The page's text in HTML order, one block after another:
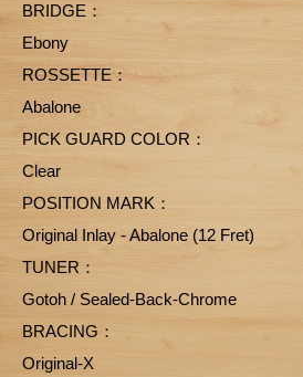
BRIDGE：
Ebony
ROSSETTE：
Abalone
PICK GUARD COLOR：
Clear
POSITION MARK：
Original Inlay - Abalone (12 Fret)
TUNER：
Gotoh / Sealed-Back-Chrome
BRACING：
Original-X